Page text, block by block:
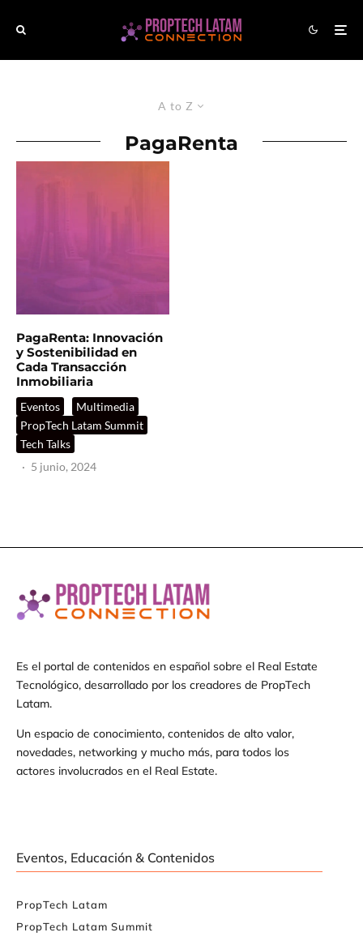
A to Z
PagaRenta
PagaRenta: Innovación
y Sostenibilidad en
Cada Transacción
Inmobiliaria
Eventos
Multimedia
PropTech Latam Summit
Tech Talks
· 5 junio, 2024
Es el portal de contenidos en español sobre el Real Estate
Tecnológico, desarrollado por los creadores de PropTech
Latam.
Un espacio de conocimiento, contenidos de alto valor,
novedades, networking y mucho más, para todos los
actores involucrados en el Real Estate.
Eventos, Educación & Contenidos
PropTech Latam
PropTech Latam Summit